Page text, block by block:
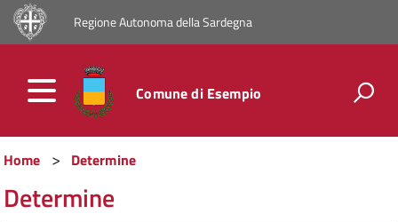
Regione Autonoma della Sardegna
Comune di Esempio
Home Determine
Determine